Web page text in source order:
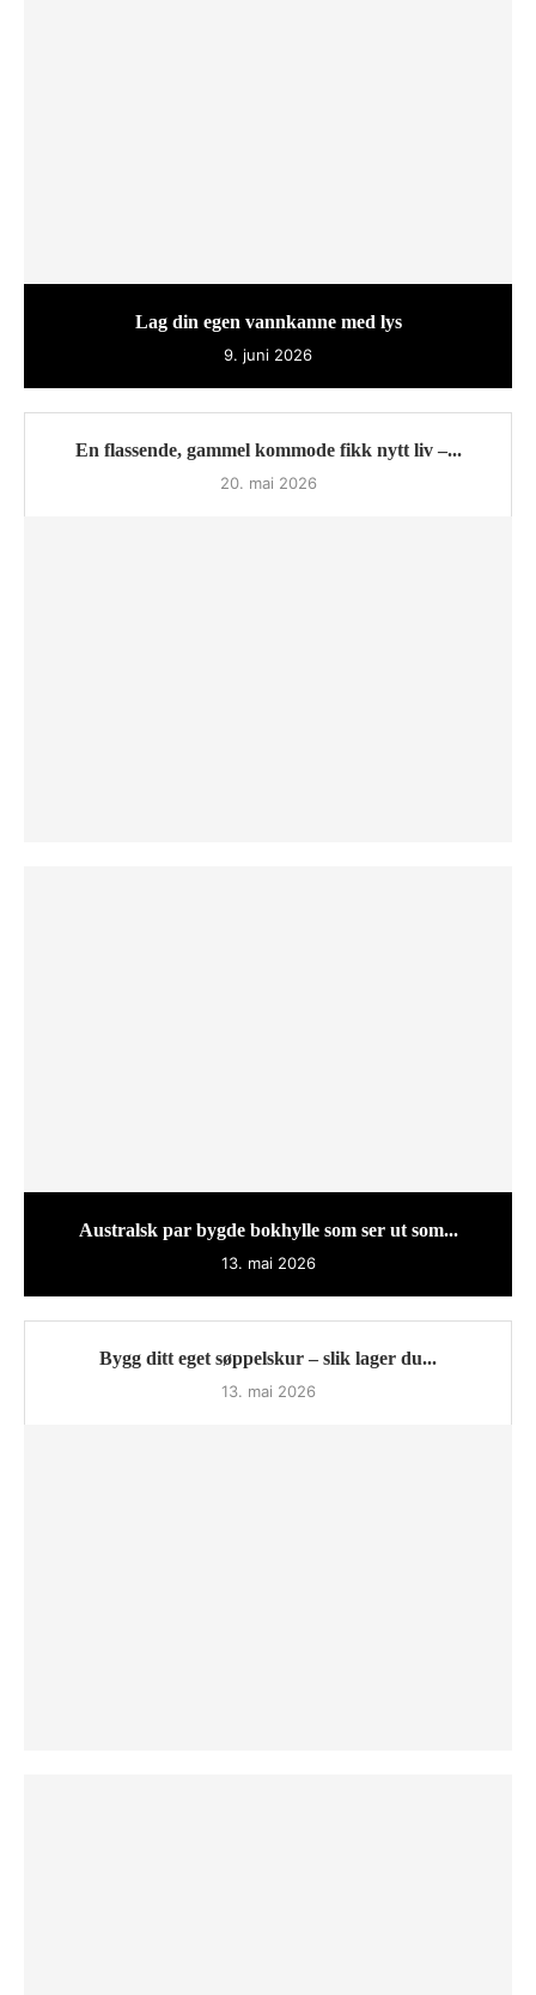
Lag din egen vannkanne med lys
9. juni 2026
En flassende, gammel kommode fikk nytt liv –...
20. mai 2026
Australsk par bygde bokhylle som ser ut som...
13. mai 2026
Bygg ditt eget søppelskur – slik lager du...
13. mai 2026